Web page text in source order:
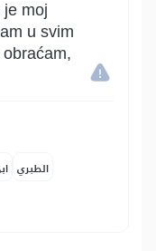
je moj
u svim
الطبري